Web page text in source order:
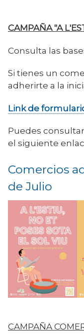
CAMPAÑA "A
Consulta las
Si tienes un
adherirte a la
Link de
Puedes
el siguiente
Comercios
de Julio
CAMPAÑA